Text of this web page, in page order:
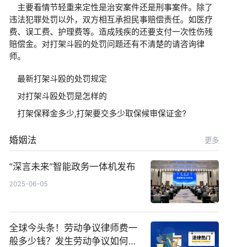
主要看情节轻重来定性是治安案件还是刑事案件。除了
违法犯罪处罚以外，双方相互承担民事赔偿责任。如医疗
费、误工费、护理费等。造成残疾的还要支付一次性伤残
赔偿金。对打架斗殴的处罚问题还有不清楚的请咨询律
师。
最新打架斗殴的处罚规定
对打架斗殴处罚是怎样的
打架保释金多少,打架要交多少取保候审保证金?
婚姻法 更多
“深言未来”智能政务一体机发布
2025-06-05
全球今头条！劳动争议律师费一
般多少钱？发生劳动争议如何算